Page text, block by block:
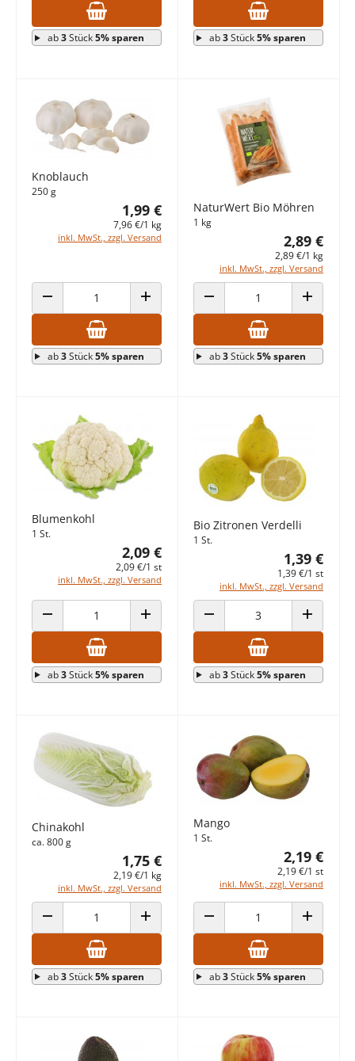
ab3Stück5% sparen ab3Stück5% sparen
Knoblauch
250 g
1,99 €
7,96 €/1 kg
inkl. MwSt., zzgl. Versand
ANZAHL VERRINGERN ANZAHL ERHÖHEN
ab3Stück5% sparen
NaturWert Bio Möhren
1 kg
2,89 €
2,89 €/1 kg
inkl. MwSt., zzgl. Versand
ANZAHL VERRINGERN ANZAHL
ab3Stück5% sparen
Blumenkohl
1 St.
2,09 €
2,09 €/1 st
inkl. MwSt., zzgl. Versand
ANZAHL VERRINGERN ANZAHL ERHÖHEN
ab3Stück5% sparen
Bio Zitronen Verdelli
1 St.
1,39 €
1,39 €/1 st
inkl. MwSt., zzgl. Versand
ANZAHL VERRINGERN ANZAHL
ab3Stück5% sparen
Chinakohl
ca. 800 g
1,75 €
2,19 €/1 kg
inkl. MwSt., zzgl. Versand
ANZAHL VERRINGERN ANZAHL ERHÖHEN
ab3Stück5% sparen
Mango
1 St.
2,19 €
2,19 €/1 st
inkl. MwSt., zzgl. Versand
ANZAHL VERRINGERN ANZAHL
ab3Stück5% sparen